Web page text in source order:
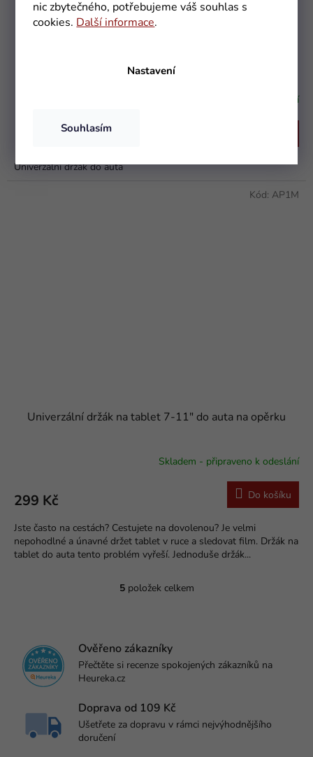
nic zbytečného, potřebujeme váš souhlas s
cookies. Další informace.
Nastavení
Souhlasím
Skladem - připraveno k odeslání
Univerzální držák do auta
Univerzální držák na tablet 7-11" do auta na opěrku
Skladem - připraveno k odeslání
299 Kč Do košíku
Jste často na cestách? Cestujete na dovolenou? Je velmi
nepohodlné a únavné držet tablet v ruce a sledovat film. Držák na
tablet do auta tento problém vyřeší. Jednoduše držák...
Kód: AP1M
O
d
a
c
p
r
v
5položek celkem
Ověřeno zákazníky
Přečtěte si recenze spokojených zákazníků na
Heureka.cz
Doprava od 109 Kč
Ušetřete za dopravu v rámci nejvýhodnějšího
doručení